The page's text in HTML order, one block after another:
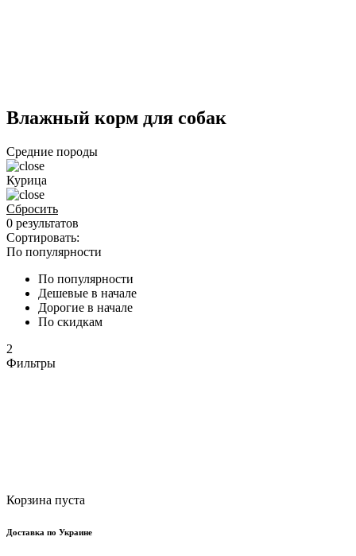
Влажный корм для собак
Средние породы
Курица
Сбросить
0 результатов
Сортировать:
По популярности
По популярности
Дешевые в начале
Дорогие в начале
По скидкам
2
Фильтры
Корзина пуста
Доставка по Украине